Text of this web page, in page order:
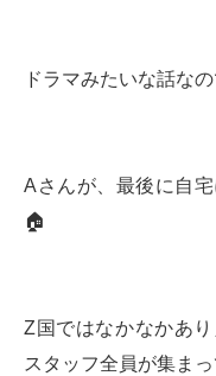
ドラマみたいな話なの
Aさんが、最後に自
🏠
Z国ではなかなかあ
スタッフ全員が集まっ